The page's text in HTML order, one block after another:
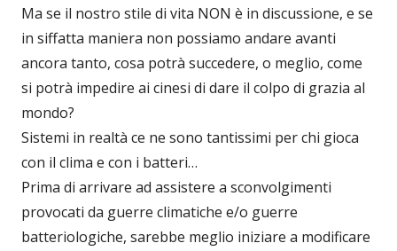
Ma se il nostro stile di vita NON è in discussione, e se
in siffatta maniera non possiamo andare avanti
ancora tanto, cosa potrà succedere, o meglio, come
si potrà impedire ai cinesi di dare il colpo di grazia al
mondo?
Sistemi in realtà ce ne sono tantissimi per chi gioca
con il clima e con i batteri…
Prima di arrivare ad assistere a sconvolgimenti
provocati da guerre climatiche e/o guerre
batteriologiche, sarebbe meglio iniziare a modificare